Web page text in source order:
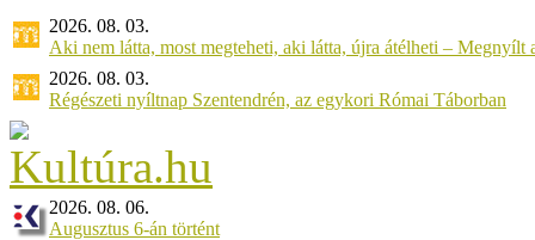
2026. 08. 03.
Aki nem látta, most megteheti, aki látta, újra átélheti –
2026. 08. 03.
Régészeti nyíltnap Szentendrén, az egykori Római Táborban
2026. 08. 06.
Augusztus 6-án történt